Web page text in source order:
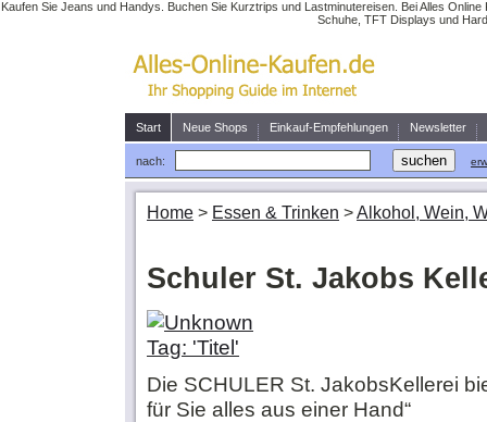
Kaufen Sie Jeans und Handys. Buchen Sie Kurztrips und Lastminutereisen. Bei Alles
Schuhe, TFT Displays und
Start Neue Shops Einkauf-Empfehlungen Newsletter
nach:
Home > Essen & Trinken >Alkohol, Wein,
Schuler St. Jakobs
Die SCHULER St. JakobsKellerei
für Sie alles aus einer Hand“